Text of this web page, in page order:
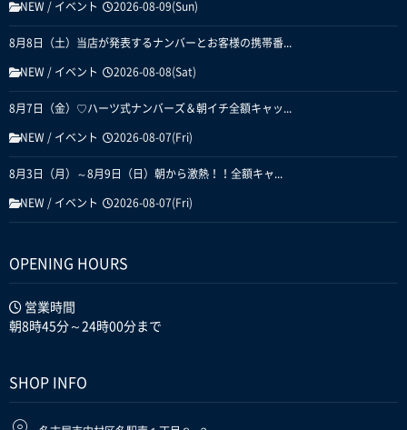
NEW / イベント 2026-08-09(Sun)
8月8日（土）当店が発表するナンバーとお客様の携帯番...
NEW / イベント 2026-08-08(Sat)
8月7日（金）♡ハーツ式ナンバーズ＆朝イチ全額キャッ...
NEW / イベント 2026-08-07(Fri)
8月3日（月）～8月9日（日）朝から激熱！！全額キャ...
NEW / イベント 2026-08-07(Fri)
OPENING HOURS
営業時間
朝8時45分～24時00分まで
SHOP INFO